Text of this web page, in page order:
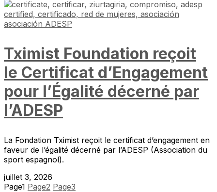
Tximist Foundation reçoit
le Certificat d’Engagement
pour l’Égalité décerné par
l’ADESP
La Fondation Tximist reçoit le certificat d’engagement en
faveur de l’égalité décerné par l’ADESP (Association du
sport espagnol).
juillet 3, 2026
Page1 Page2 Page3